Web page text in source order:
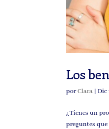
Los
porClara |Dic
¿Tienes un
preguntes